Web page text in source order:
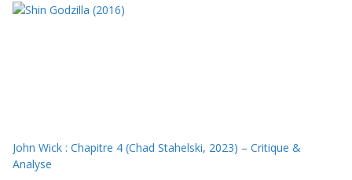
John Wick : Chapitre 4 (Chad Stahelski, 2023) – Critique &
Analyse